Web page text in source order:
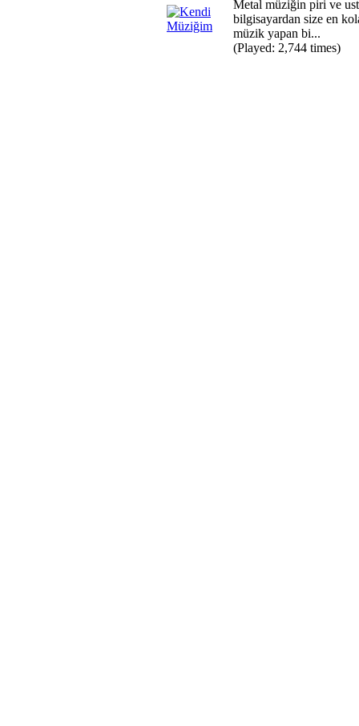
Metal müziğin piri ve
bilgisayardan size en
müzik yapan bi...
(Played: 2,744 times)